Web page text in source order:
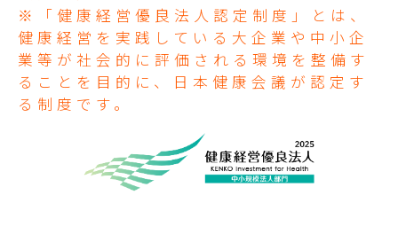
※「健康経営優良法人認定制度」とは、
健康経営を実践している大企業や中小企
業等が社会的に評価される環境を整備す
ることを目的に、日本健康会議が認定す
る制度です。